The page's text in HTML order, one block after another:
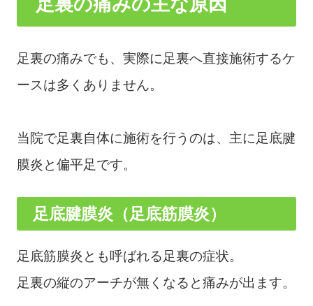
足裏の痛みでも、実際に足裏へ直接施術するケ
ースは多くありません。
当院で足裏自体に施術を行うのは、主に足底腱
膜炎と偏平足です。
足底腱膜炎（足底筋膜炎）
足底筋膜炎とも呼ばれる足裏の症状。
足裏の縦のアーチが無くなると痛みが出ます。